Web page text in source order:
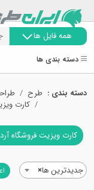
همه فایل ها
دسته بندی ها
دسته بندی : طرح
کارت
کارت ویزیت فروشگاه
×جدیدترین ها